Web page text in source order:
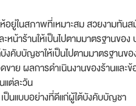
อยู่ในสภาพที่เหมาะสม สวยงามทัน
ะหน้าร้านให้เป็นไปตามมาตรฐานข
งคับบัญชาให้เป็นไปตามมาตรฐานข
าย ผลการดำเนินงานของร้านและ
แต่ละวัน
นแบบอย่างที่ดีแก่ผู้ใต้บังคับบัญชา